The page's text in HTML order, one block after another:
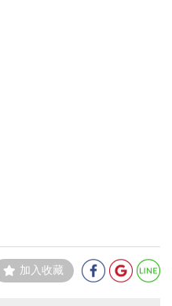
加入收藏